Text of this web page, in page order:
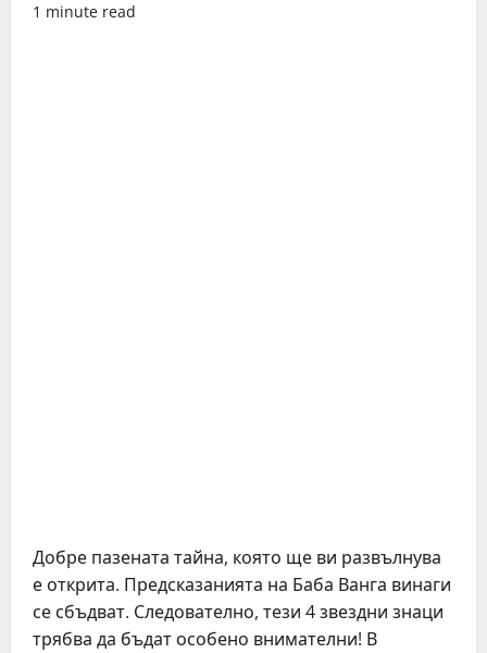
1 minute read
Добре пазената тайна, която ще ви развълнува
е открита. Предсказанията на Баба Ванга винаги
се сбъдват. Следователно, тези 4 звездни знаци
трябва да бъдат особено внимателни! В